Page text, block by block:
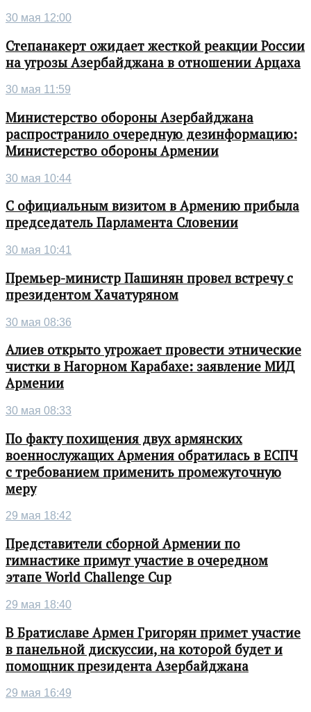
30 мая 12:00
Степанакерт ожидает жесткой реакции России
на угрозы Азербайджана в отношении Арцаха
30 мая 11:59
Министерство обороны Азербайджана
распространило очередную дезинформацию:
Министерство обороны Армении
30 мая 10:44
С официальным визитом в Армению прибыла
председатель Парламента Словении
30 мая 10:41
Премьер-министр Пашинян провел встречу с
президентом Хачатуряном
30 мая 08:36
Алиев открыто угрожает провести этнические
чистки в Нагорном Карабахе: заявление МИД
Армении
30 мая 08:33
По факту похищения двух армянских
военнослужащих Армения обратилась в ЕСПЧ
с требованием применить промежуточную
меру
29 мая 18:42
Представители сборной Армении по
гимнастике примут участие в очередном
этапе World Challenge Cup
29 мая 18:40
В Братиславе Армен Григорян примет участие
в панельной дискуссии, на которой будет и
помощник президента Азербайджана
29 мая 16:49